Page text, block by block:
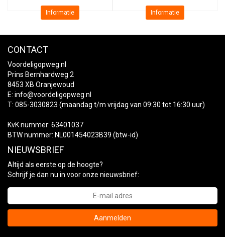
Informatie Informatie
CONTACT
Voordeligopweg.nl
Prins Bernhardweg 2
8453 XB Oranjewoud
E: info@voordeligopweg.nl
T: 085-3030823 (maandag t/m vrijdag van 09:30 tot 16:30 uur)
KvK nummer: 63401037
BTW nummer: NL001454023B39 (btw-id)
NIEUWSBRIEF
Altijd als eerste op de hoogte?
Schrijf je dan nu in voor onze nieuwsbrief:
Aanmelden